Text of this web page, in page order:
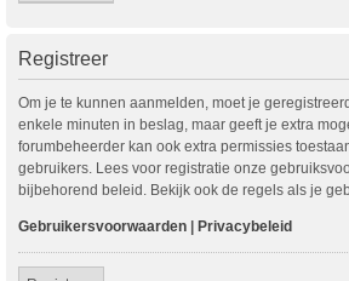
Registreer
Om je te kunnen aanmelden, moet je
enkele minuten in beslag, maar geeft je extra
forumbeheerder kan ook extra permissies
gebruikers. Lees voor registratie onze
bijbehorend beleid. Bekijk ook de regels als je
Gebruikersvoorwaarden | Privacybeleid